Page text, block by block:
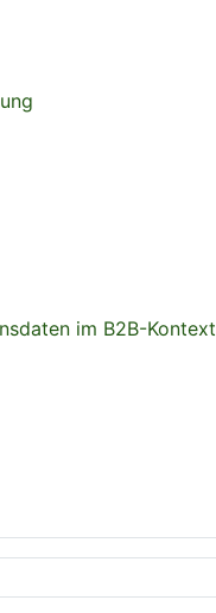
im B2B-Kontext